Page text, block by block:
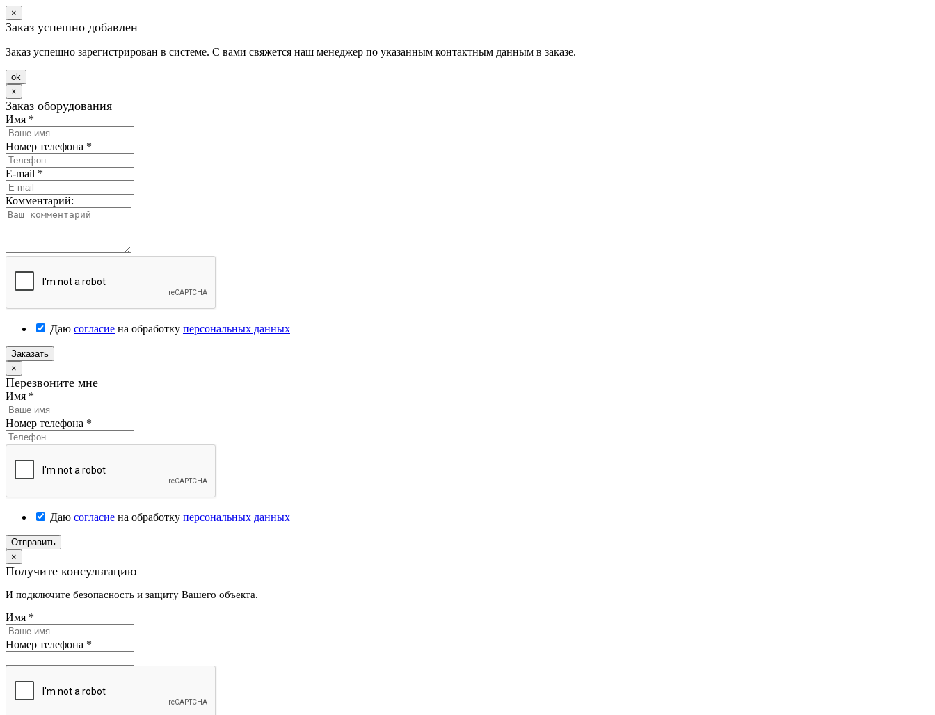
×
Заказ успешно добавлен
Заказ успешно зарегистрирован в системе. С вами свяжется наш менеджер по указанным контактным данным в заказе.
оk
×
Заказ оборудования
Имя *
Номер телефона *
E-mail *
Комментарий:
Даю согласие на обработку персональных данных
Заказать
×
Перезвоните мне
Имя *
Номер телефона *
Даю согласие на обработку персональных данных
Отправить
×
Получите консультацию
И подключите безопасность и защиту Вашего объекта.
Имя *
Номер телефона *